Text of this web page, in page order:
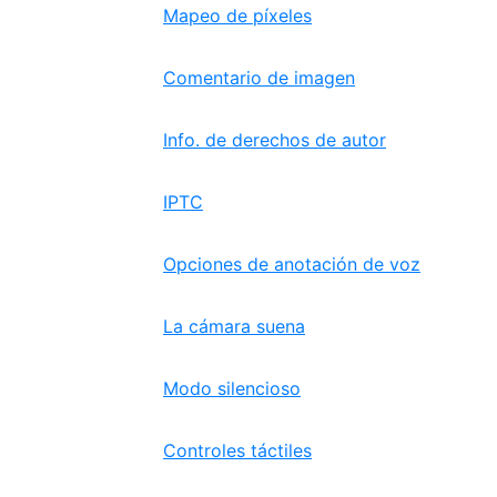
Mapeo de píxeles
Comentario de imagen
Info. de derechos de autor
IPTC
Opciones de anotación de voz
La cámara suena
Modo silencioso
Controles táctiles